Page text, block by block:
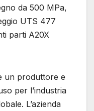
da 500 MPa,
UTS 477
parti A20X
un produttore e
per l’industria
L’azienda